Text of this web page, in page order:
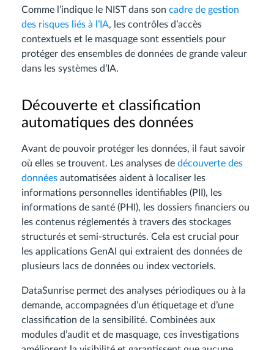
Comme l’indique le NIST dans son cadre de gestion
des risques liés à l’IA, les contrôles d’accès
contextuels et le masquage sont essentiels pour
protéger des ensembles de données de grande valeur
dans les systèmes d’IA.
Découverte et classification
automatiques des données
Avant de pouvoir protéger les données, il faut savoir
où elles se trouvent. Les analyses de découverte des
données automatisées aident à localiser les
informations personnelles identifiables (PII), les
informations de santé (PHI), les dossiers financiers ou
les contenus réglementés à travers des stockages
structurés et semi-structurés. Cela est crucial pour
les applications GenAI qui extraient des données de
plusieurs lacs de données ou index vectoriels.
DataSunrise permet des analyses périodiques ou à la
demande, accompagnées d’un étiquetage et d’une
classification de la sensibilité. Combinées aux
modules d’audit et de masquage, ces investigations